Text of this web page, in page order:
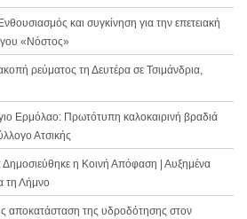
και συγκίνηση για την επετειακή
«Νόστος»
ρεύματος τη Δευτέρα σε Τσιμάνδρια,
Ερμόλαο: Πρωτότυπη καλοκαιρινή βραδιά
Ατσικής
Δημοσιεύθηκε η Κοινή Απόφαση | Αυξημένα
τη Λήμνο
αποκατάσταση της υδροδότησης στον